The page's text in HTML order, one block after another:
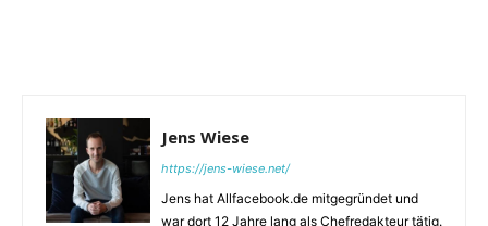
Jens Wiese
https://jens-wiese.net/
Jens hat Allfacebook.de mitgegründet und
war dort 12 Jahre lang als Chefredakteur tätig.